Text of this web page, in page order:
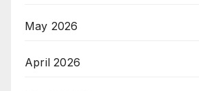
May 2026
April 2026